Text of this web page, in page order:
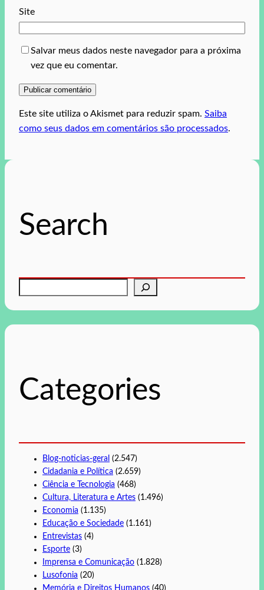
Site
Salvar meus dados neste navegador para a próxima
vez que eu comentar.
Este site utiliza o Akismet para reduzir spam. Saiba
como seus dados em comentários são processados.
Search
aCategories
Blog-noticias-geral (2.547)
Cidadania e Política (2.659)
Ciência e Tecnologia (468)
Cultura, Literatura e Artes (1.496)
Economia (1.135)
Educação e Sociedade (1.161)
Entrevistas (4)
Esporte (3)
Imprensa e Comunicação (1.828)
Lusofonia (20)
Memória e Direitos Humanos (40)